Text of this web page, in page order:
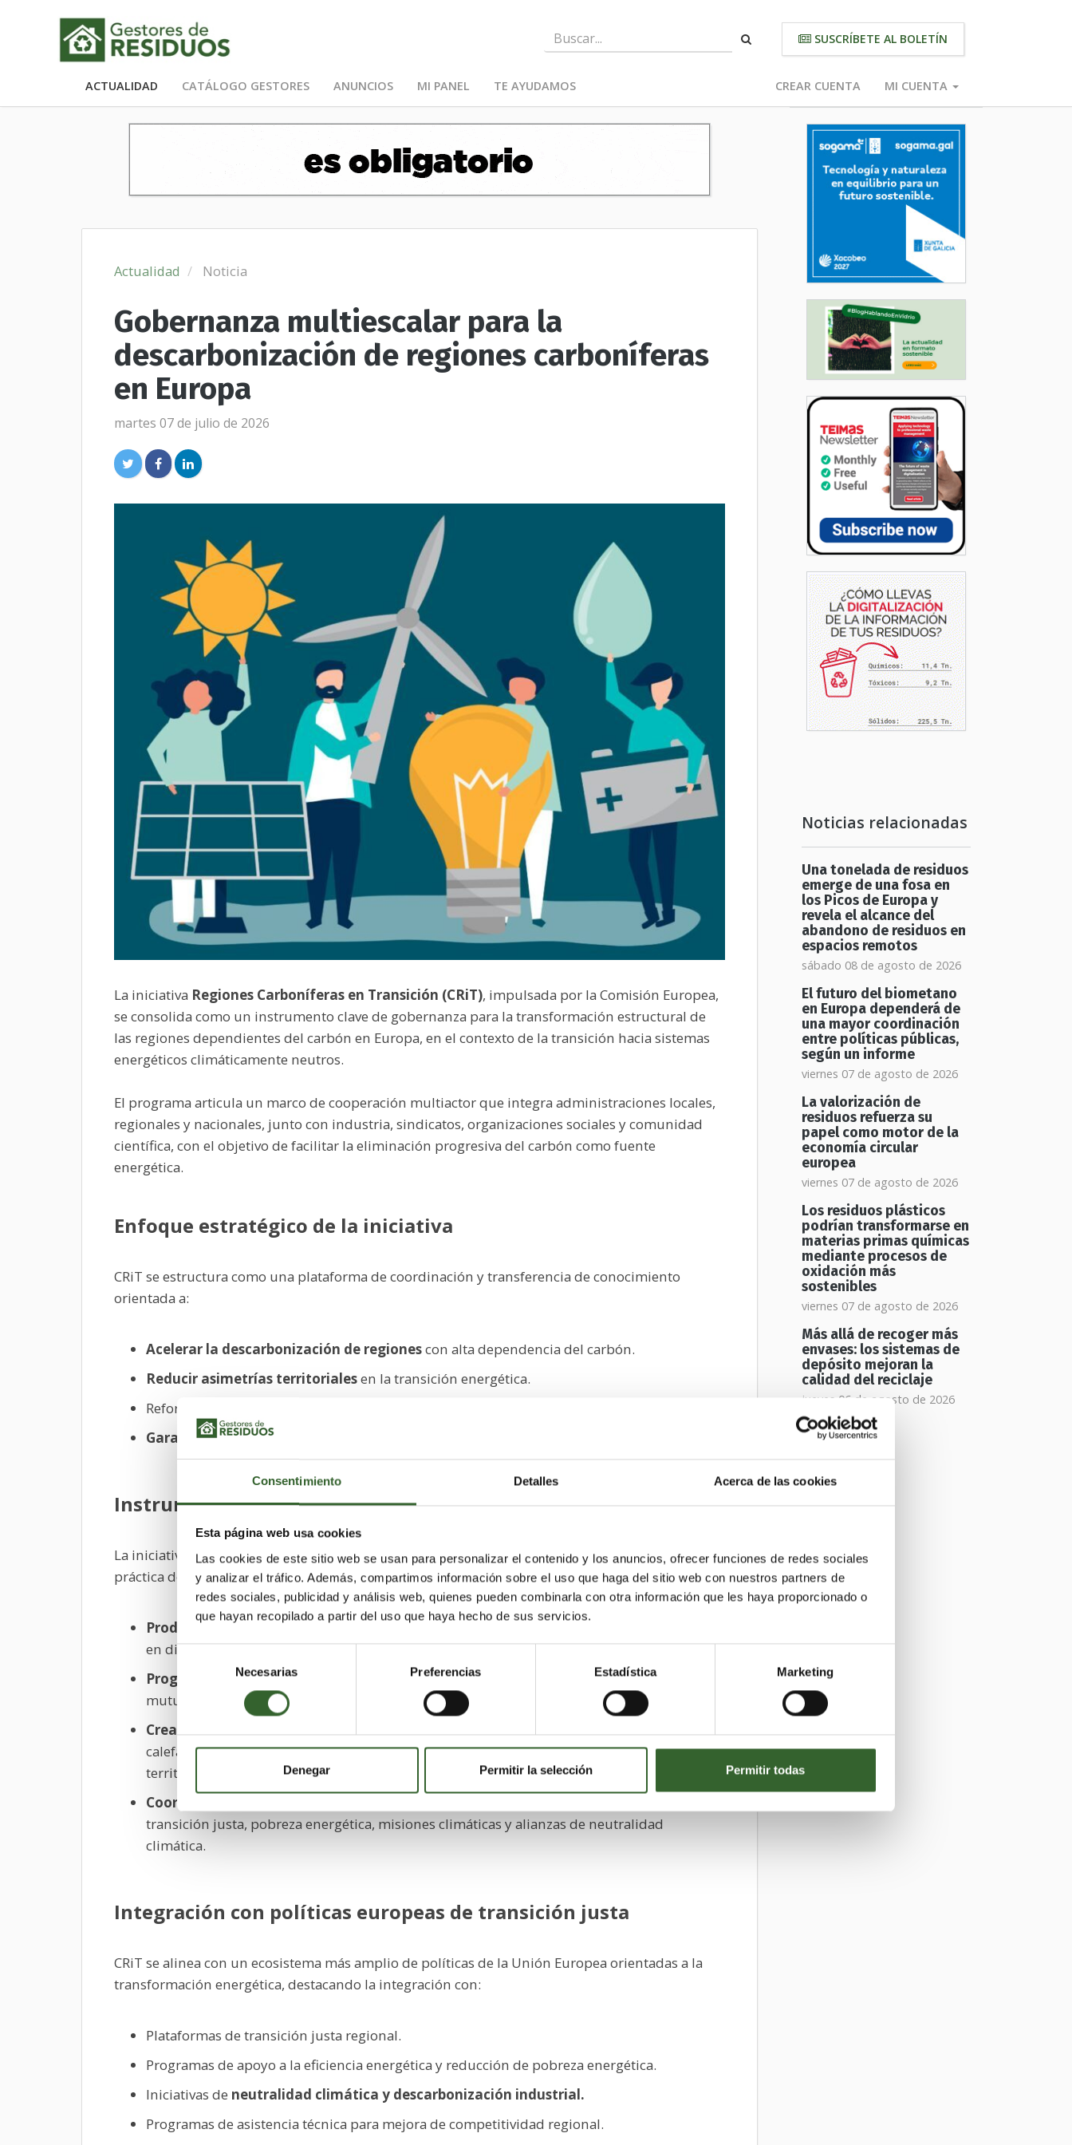
Consentimiento Detalles Acerca de las cookies
Esta página web usa cookies
Las cookies de este sitio web se usan para personalizar el contenido y los anuncios, ofrecer funciones de redes sociales
y analizar el tráfico. Además, compartimos información sobre el uso que haga del sitio web con nuestros partners de
redes sociales, publicidad y análisis web, quienes pueden combinarla con otra información que les haya proporcionado o
que hayan recopilado a partir del uso que haya hecho de sus servicios.
consentimiento
Necesarias Preferencias Estadística Marketing
Denegar Permitir la selección Permitir todas
SUSCRÍBETE AL BOLETÍN
ACTUALIDAD CATÁLOGO GESTORES ANUNCIOS MI PANEL TE AYUDAMOS CREAR CUENTA MI CUENTA
Actualidad Noticia
Gobernanza multiescalar para la
descarbonización de regiones carboníferas
en Europa
martes 07 de julio de 2026
La iniciativa Regiones Carboníferas en Transición (CRiT), impulsada por la Comisión Europea,
se consolida como un instrumento clave de gobernanza para la transformación estructural de
las regiones dependientes del carbón en Europa, en el contexto de la transición hacia sistemas
energéticos climáticamente neutros.
El programa articula un marco de cooperación multiactor que integra administraciones locales,
regionales y nacionales, junto con industria, sindicatos, organizaciones sociales y comunidad
científica, con el objetivo de facilitar la eliminación progresiva del carbón como fuente
energética.
Enfoque estratégico de la iniciativa
CRiT se estructura como una plataforma de coordinación y transferencia de conocimiento
orientada a:
Acelerar la descarbonización de regionescon alta dependencia del carbón.
Reducir asimetrías territorialesen la transición energética.
Reforzar capacidades institucionales para la
Garantizar mecanismos de transición
Instrumentos operativos de apoyo
La iniciativa despliega un conjunto de líneas de actuación orientadas a la implementación
práctica de la transición:
Producción de conocimiento técnico
sobre el estado de abandono progresivo del carbón
en distintas regiones europeas, utilizado como base para políticas energéticas.
Programas de intercambio de experiencias(exchangeEU) para promover aprendizaje
mutuo entre territorios con trayectorias similares.
Creación de grupos de trabajo especializadosen ámbitos como descarbonización de
calefacción urbana, flexibilidad de centrales térmicas, energía limpia y competitividad
territorial.
Coordinación con marcos europeos complementarios,
transición justa, pobreza energética, misiones climáticas y alianzas de neutralidad
climática.
Integración con políticas europeas de transición justa
CRiT se alinea con un ecosistema más amplio de políticas de la Unión Europea orientadas a la
transformación energética, destacando la integración con:
Plataformas de transición justa regional.
Programas de apoyo a la eficiencia energética y reducción de pobreza energética.
Iniciativas de neutralidad climática y descarbonización industrial.
Programas de asistencia técnica para mejora de competitividad regional.
Noticias relacionadas
Una tonelada de residuos
emerge de una fosa en
los Picos de Europa y
revela el alcance del
abandono de residuos en
espacios remotos
sábado 08 de agosto de 2026
El futuro del biometano
en Europa dependerá de
una mayor coordinación
entre políticas públicas,
según un informe
viernes 07 de agosto de 2026
La valorización de
residuos refuerza su
papel como motor de la
economía circular
europea
viernes 07 de agosto de 2026
Los residuos plásticos
podrían transformarse en
materias primas químicas
mediante procesos de
oxidación más
sostenibles
viernes 07 de agosto de 2026
Más allá de recoger más
envases: los sistemas de
depósito mejoran la
calidad del reciclaje
jueves 06 de agosto de 2026